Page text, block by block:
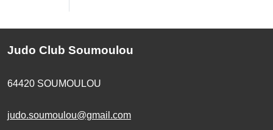
Judo Club Soumoulou
64420 SOUMOULOU
judo.soumoulou@gmail.com